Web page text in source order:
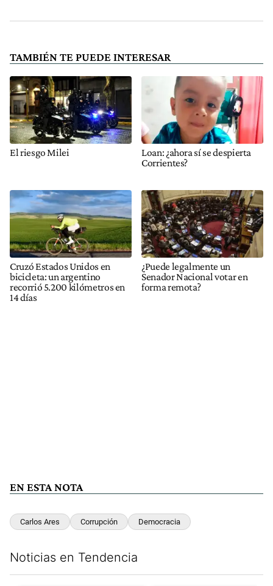
TAMBIÉN TE PUEDE INTERESAR
El riesgo Milei
Loan: ¿ahora sí se despierta
Corrientes?
Cruzó Estados Unidos en
bicicleta: un argentino
recorrió 5.200 kilómetros en
14 días
¿Puede legalmente un
Senador Nacional votar en
forma remota?
EN ESTA NOTA
Carlos Ares Corrupción Democracia
Noticias en Tendencia